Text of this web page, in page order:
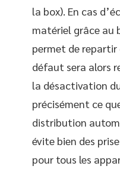
la box). En cas
matériel grâce au
permet de repartir
défaut sera alors
la désactivation
précisément ce
distribution
évite bien des
pour tous les